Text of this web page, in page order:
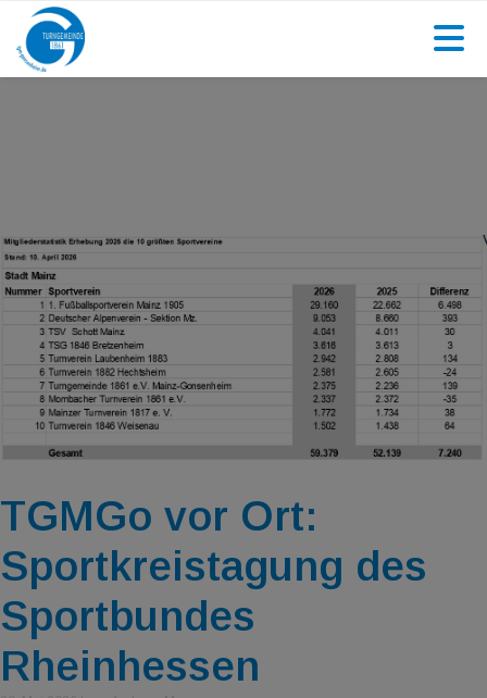
TGMGo vor Ort:
Sportkreistagung des
Sportbundes
Rheinhessen